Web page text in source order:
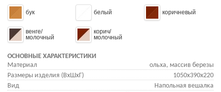
бук белый коричневый
венге/
молочный
корич/
молочный
ОСНОВНЫЕ ХАРАКТЕРИСТИКИ
Материал
ольха, массив березы
Размеры изделия (ВхШхГ)
1050x390x220
Вид
Напольная вешалка